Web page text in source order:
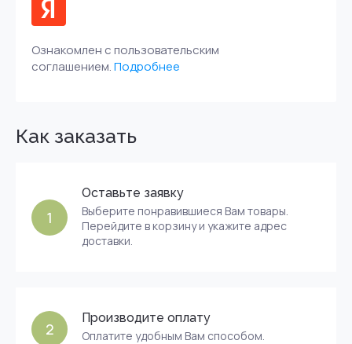
Ознакомлен с пользовательским
соглашением.Подробнее
Как заказать
1
Оставьте заявку
Выберите понравившиеся Вам товары.
Перейдите в корзину и укажите адрес
доставки.
2
Производите оплату
Оплатите удобным Вам способом.